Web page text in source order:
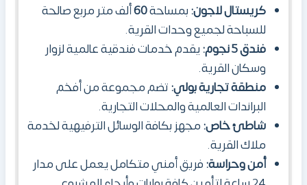
كريستال لاجون:بمساحة60ألف متر مربع صالحة
للسباحة لجميع وحدات القرية.
فندق 5 نجوم:
يقدم خدمات فندقية عالمية لزوار
وسكان القرية.
منطقة تجارية بولي:تضم مجموعة من أفخم
البراندات العالمية والمحلات التجارية.
شاطئ خاص:مجهز بكافة الوسائل الترفيهية لخدمة
ملاك القرية.
أمن وحراسة:فريق أمني متكامل يعمل على مدار